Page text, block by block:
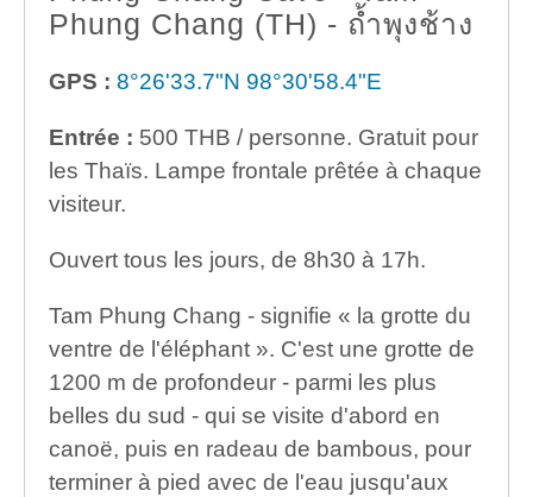
Phung Chang (TH) - ถ้ำพุงช้าง
GPS : 8°26'33.7"N 98°30'58.4"E
Entrée : 500 THB / personne. Gratuit pour
les Thaïs. Lampe frontale prêtée à chaque
visiteur.
Ouvert tous les jours, de 8h30 à 17h.
Tam Phung Chang - signifie « la grotte du
ventre de l'éléphant ». C'est une grotte de
1200 m de profondeur - parmi les plus
belles du sud - qui se visite d'abord en
canoë, puis en radeau de bambous, pour
terminer à pied avec de l'eau jusqu'aux